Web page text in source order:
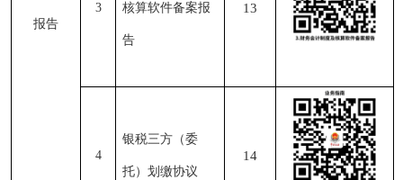
报告
3 核算软件备案报
告
13
4
银税三方（委
托）划缴协议
14